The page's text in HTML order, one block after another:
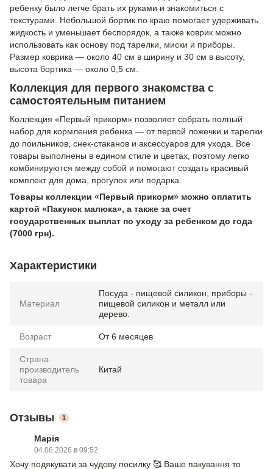
ребенку было легче брать их руками и знакомиться с
текстурами. Небольшой бортик по краю помогает удерживать
жидкость и уменьшает беспорядок, а также коврик можно
использовать как основу под тарелки, миски и приборы.
Размер коврика — около 40 см в ширину и 30 см в высоту,
высота бортика — около 0,5 см.
Коллекция для первого знакомства с
самостоятельным питанием
Коллекция «Первый прикорм» позволяет собрать полный
набор для кормления ребенка — от первой ложечки и тарелки
до поильников, снек-стаканов и аксессуаров для ухода. Все
товары выполнены в едином стиле и цветах, поэтому легко
комбинируются между собой и помогают создать красивый
комплект для дома, прогулок или подарка.
Товары коллекции «Первый прикорм» можно оплатить
картой «Пакунок малюка», а также за счет
государственных выплат по уходу за ребенком до года
(7000 грн).
Характеристики
Материал
Посуда - пищевой силикон, приборы -
пищевой силикон и металл или
дерево.
Возраст От 6 месяцев
Страна-
производитель
товара
Китай
Отзывы 1
Марія
04.06.2026 в 09:52
Хочу подякувати за чудову посилку 🥰 Ваше пакування то